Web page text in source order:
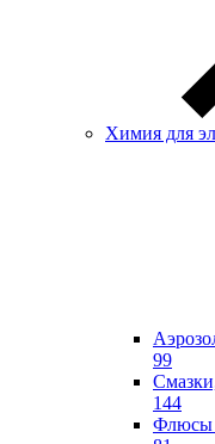
Химия для
99
144
Флюсы